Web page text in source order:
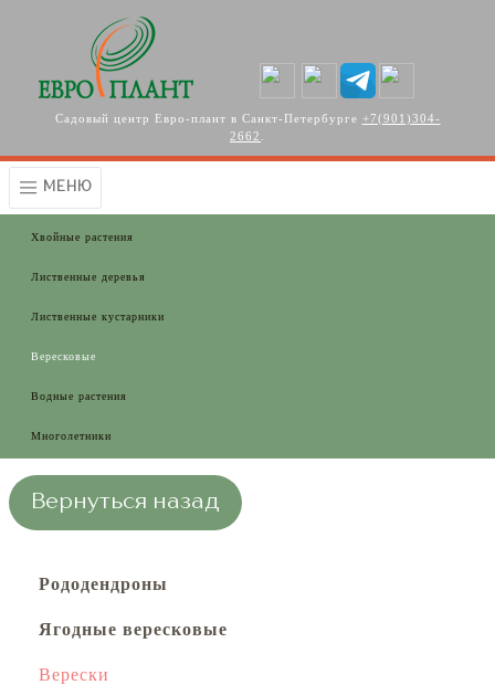
Садовый центр Евро-плант в Санкт-Петербурге +7(901)304-
2662
МЕНЮ
Хвойные растения
Лиственные деревья
Лиственные кустарники
Вересковые
Водные растения
Многолетники
Вернуться назад
Рододендроны
Ягодные вересковые
Верески